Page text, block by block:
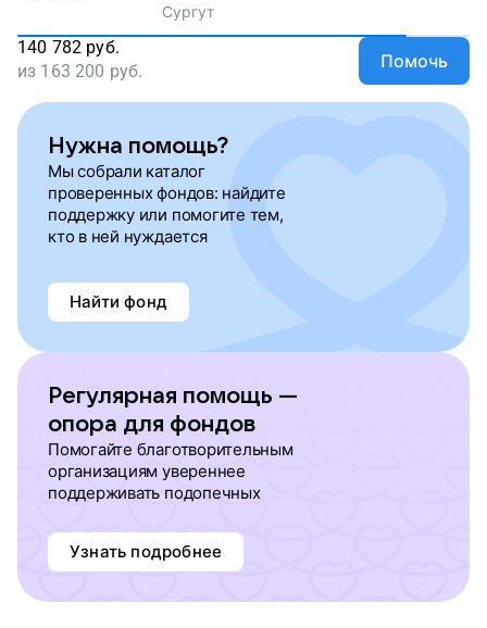
Сургут
140 782 руб.
из 163 200 руб. Помочь
Нужна помощь?
Мы собрали каталог
проверенных фондов: найдите
поддержку или помогите тем,
кто в ней нуждается
Найти фонд
Регулярная помощь —
опора для фондов
Помогайте благотворительным
организациям увереннее
поддерживать подопечных
Узнать подробнее